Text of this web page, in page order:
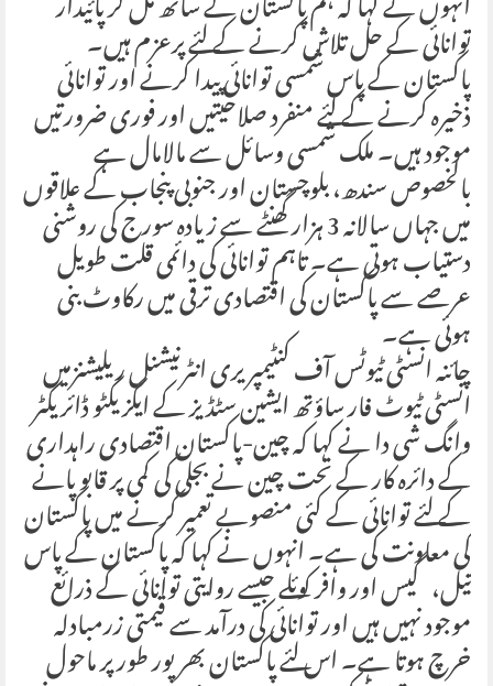
توانائی کے حل تلاش کرنے کے لئے پرعزم ہیں۔
پاکستان کے پاس شمسی توانائی پیدا کرنے اور توانائی
ذخیرہ کرنے کے لئے منفرد صلاحیتیں اور فوری ضرورتیں
موجود ہیں۔ ملک شمسی وسائل سے مالامال ہے
بالخصوص سندھ، بلوچستان اور جنوبی پنجاب کے علاقوں
میں جہاں سالانہ 3 ہزار گھنٹے سے زیادہ سورج کی روشنی
دستیاب ہوتی ہے۔ تاہم توانائی کی دائمی قلت طویل
عرصے سے پاکستان کی اقتصادی ترقی میں رکاوٹ بنی
ہوئی ہے۔
چائنہ انسٹی ٹیوٹس آف کنٹیمپریری انٹرنیشنل ریلیشنزمیں
انسٹی ٹیوٹ فار ساؤتھ ایشین سٹڈیز کے ایگزیکٹو ڈائریکٹر
وانگ شی دا نے کہا کہ چین-پاکستان اقتصادی راہداری
کے دائرہ کار کے تحت چین نے بجلی کی کمی پر قابو پانے
کے لئے توانائی کے کئی منصوبے تعمیر کرنے میں پاکستان
کی معاونت کی ہے۔ انہوں نے کہا کہ پاکستان کے پاس
تیل، گیس اور وافر کوئلے جیسے روایتی توانائی کے ذرائع
موجود نہیں ہیں اور توانائی کی درآمد سے قیمتی زرمبادلہ
خرچ ہوتا ہے۔ اس لئے پاکستان بھرپور طور پر ماحول